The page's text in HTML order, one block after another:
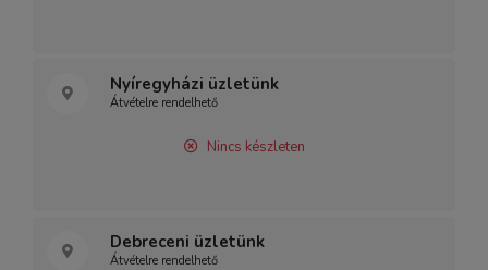
Nyíregyházi üzletünk
Átvételre rendelhető
Nincs készleten
Debreceni üzletünk
Átvételre rendelhető